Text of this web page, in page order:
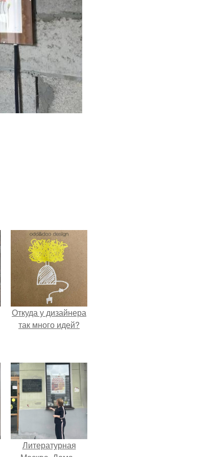
Откуда у дизайнера
так много идей?
Литературная